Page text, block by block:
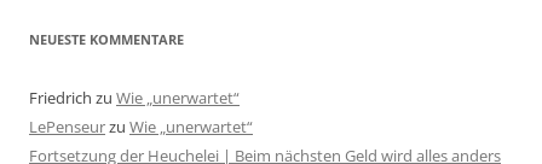
NEUESTE KOMMENTARE
Friedrich zu Wie „unerwartet“
LePenseurzu Wie „unerwartet“
Fortsetzung der Heuchelei | Beim nächsten Geld wird alles anders